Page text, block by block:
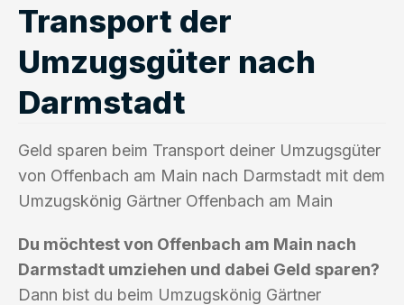
Transport der
Umzugsgüter nach
Darmstadt
Geld sparen beim Transport deiner Umzugsgüter
von Offenbach am Main nach Darmstadt mit dem
Umzugskönig Gärtner Offenbach am Main
Du möchtest von Offenbach am Main nach
Darmstadt umziehen und dabei Geld sparen?
Dann bist du beim Umzugskönig Gärtner